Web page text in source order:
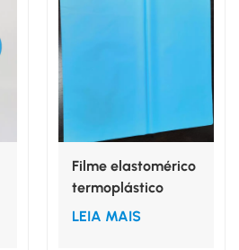
Filme elastomérico
termoplástico
elástico para
LEIA MAIS